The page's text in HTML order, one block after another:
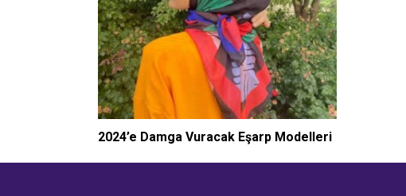
2024’e Damga Vuracak Eşarp Modelleri